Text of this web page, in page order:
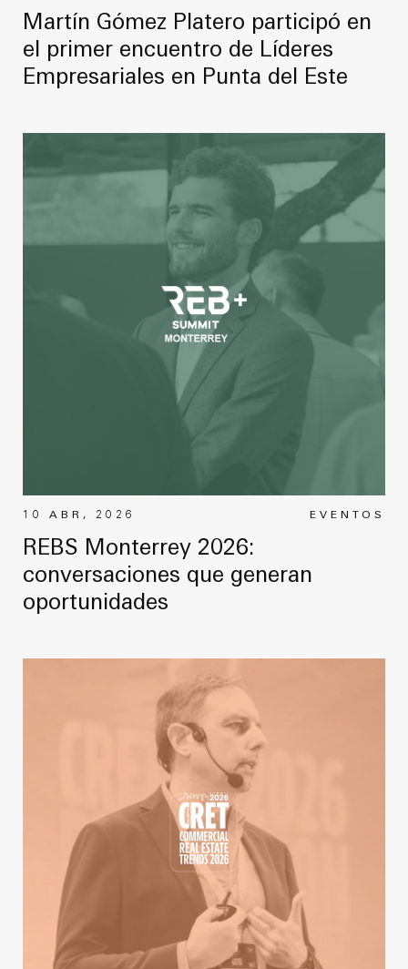
Martín Gómez Platero participó en
el primer encuentro de Líderes
Empresariales en Punta del Este
EVENTOS
10 ABR, 2026
REBS Monterrey 2026:
conversaciones que generan
oportunidades